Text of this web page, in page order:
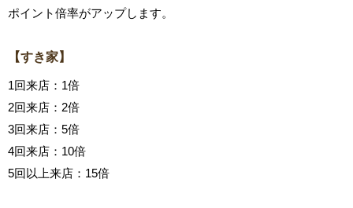
ポイント倍率がアップします。
【すき家】
1回来店：1倍
2回来店：2倍
3回来店：5倍
4回来店：10倍
5回以上来店：15倍